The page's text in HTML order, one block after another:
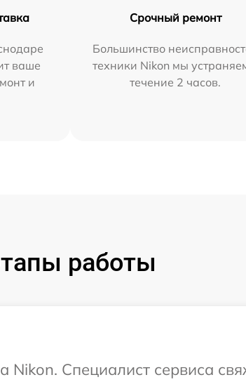
ваше
и
Срочный ремонт
Большинство
техники Nikon мы
течение 2 часов.
работы
Nikon. Специалист сервиса